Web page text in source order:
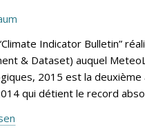
Indicator Bulletin”
& Dataset) auquel
2015 est la
qui détient le record